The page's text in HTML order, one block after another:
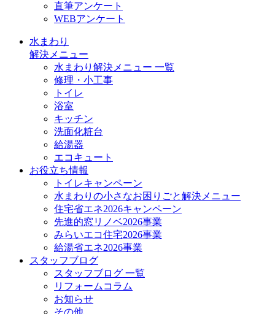
直筆アンケート
WEBアンケート
水まわり
解決メニュー
水まわり解決メニュー 一覧
修理・小工事
トイレ
浴室
キッチン
洗面化粧台
給湯器
エコキュート
お役立ち情報
トイレキャンペーン
水まわりの小さなお困りごと解決メニュー
住宅省エネ2026キャンペーン
先進的窓リノベ2026事業
みらいエコ住宅2026事業
給湯省エネ2026事業
スタッフブログ
スタッフブログ 一覧
リフォームコラム
お知らせ